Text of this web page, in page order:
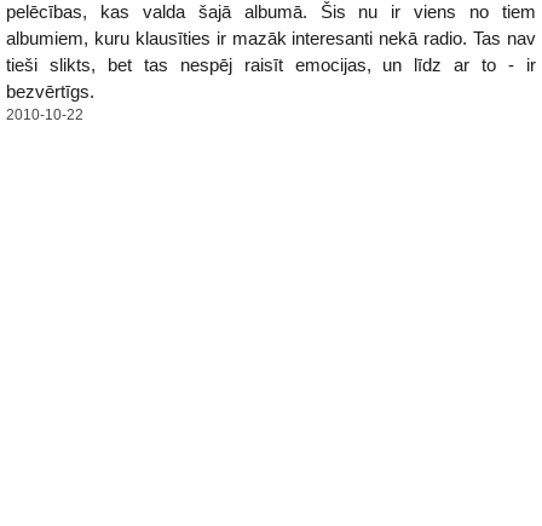
pelēcības, kas valda šajā albumā. Šis nu ir viens no tiem
albumiem, kuru klausīties ir mazāk interesanti nekā radio. Tas nav
tieši slikts, bet tas nespēj raisīt emocijas, un līdz ar to - ir
bezvērtīgs.
2010-10-22